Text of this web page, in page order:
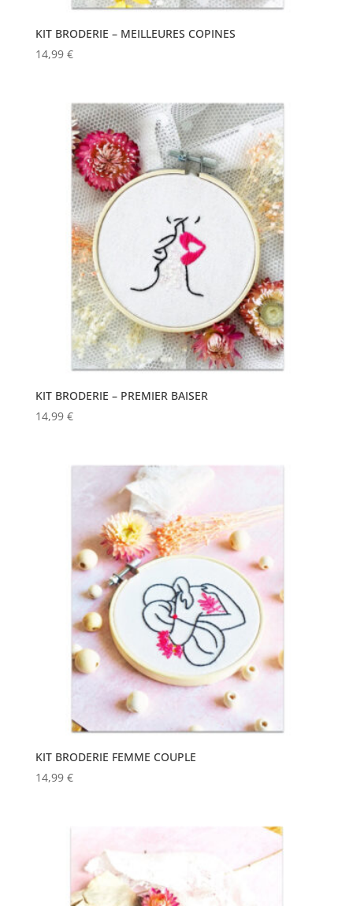
KIT BRODERIE – MEILLEURES COPINES
14,99 €
KIT BRODERIE – PREMIER BAISER
14,99 €
KIT BRODERIE FEMME COUPLE
14,99 €